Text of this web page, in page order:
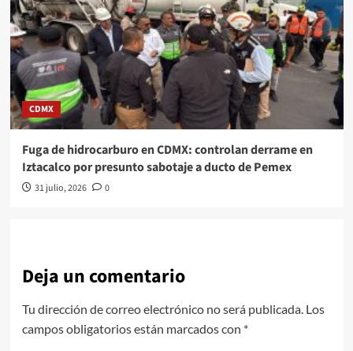
CDMX
Fuga de hidrocarburo en CDMX: controlan derrame en
Iztacalco por presunto sabotaje a ducto de Pemex
31 julio, 2026 0
Deja un comentario
Tu dirección de correo electrónico no será publicada. Los
campos obligatorios están marcados con *